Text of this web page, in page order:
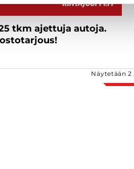
tkm ajettuja autoja.
Näytetään2